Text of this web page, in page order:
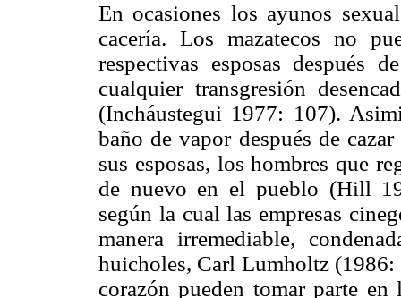
En ocasiones los ayunos
cacería. Los mazatecos no
respectivas esposas después
cualquier transgresión
(Incháustegui 1977: 107).
baño de vapor después de
sus esposas, los hombres que
de nuevo en el pueblo (Hill
según la cual las empresas
manera irremediable,
huicholes, Carl Lumholtz
corazón pueden tomar parte